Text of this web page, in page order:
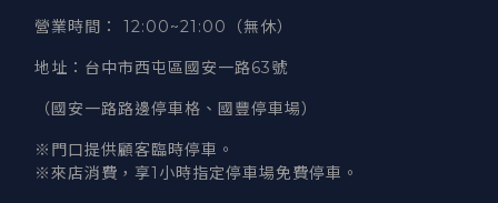
營業時間 ： 12:00~21:00（無休）
地址 ：台中市西屯區國安一路63號
（國安一路路邊停車格、國豐停車場）
※門口提供顧客臨時停車。
※來店消費，享1小時指定停車場免費停車。